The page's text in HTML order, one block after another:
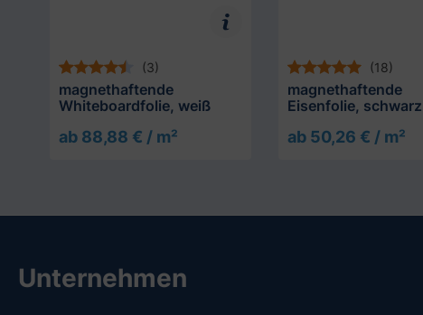
(3)
magnethaftende
Whiteboardfolie, weiß
ab 88,88 € / m²
(18)
magnethaftende
Eisenfolie, schwarz
ab 50,26 € / m²
Unternehmen